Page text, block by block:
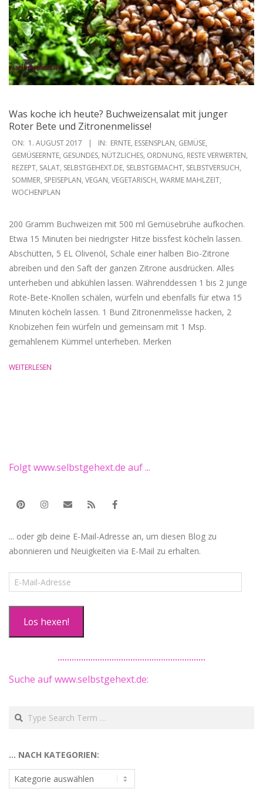
Was koche ich heute? Buchweizensalat mit junger
Roter Bete und Zitronenmelisse!
2017-
08-
01
ON: 1. AUGUST 2017 IN: ERNTE, ESSENSPLAN, GEMÜSE,
GEMÜSEERNTE, GESUNDES, NÜTZLICHES, ORDNUNG, RESTE VERWERTEN,
REZEPT, SALAT, SELBSTGEHEXT.DE, SELBSTGEMACHT, SELBSTVERSUCH,
SOMMER, SPEISEPLAN, VEGAN, VEGETARISCH, WARME MAHLZEIT,
WOCHENPLAN
200 Gramm Buchweizen mit 500 ml Gemüsebrühe aufkochen.
Etwa 15 Minuten bei niedrigster Hitze bissfest köcheln lassen.
Abschütten, 5 EL Olivenöl, Schale einer halben Bio-Zitrone
abreiben und den Saft der ganzen Zitrone ausdrücken. Alles
unterheben und abkühlen lassen. Währenddessen 1 bis 2 junge
Rote-Bete-Knollen schälen, würfeln und ebenfalls für etwa 15
Minuten köcheln lassen. 1 Bund Zitronenmelisse hacken, 2
Knobizehen fein würfeln und gemeinsam mit 1 Msp.
gemahlenem Kümmel unterheben. Merken
WEITERLESEN
Folgt www.selbstgehext.de auf ...
... oder gib deine E-Mail-Adresse an, um diesen Blog zu
abonnieren und Neuigkeiten via E-Mail zu erhalten.
E-
Mail-
Los hexen!
Suche auf www.selbstgehext.de:
Search
… NACH KATEGORIEN:
…
nach